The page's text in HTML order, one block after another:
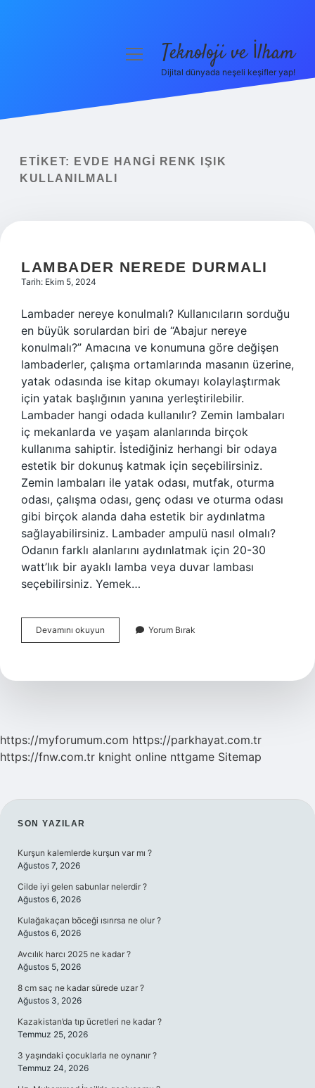
Yasal Uyarı
menüyüTeknoloji ve İlham
Dijital dünyada neşeli keşifler yap!
ETIKET:
EVDE HANGI RENK IŞIK
KULLANILMALI
LAMBADER NEREDE DURMALI
Tarih: Ekim 5, 2024
Lambader nereye konulmalı? Kullanıcıların sorduğu
en büyük sorulardan biri de “Abajur nereye
konulmalı?” Amacına ve konumuna göre değişen
lambaderler, çalışma ortamlarında masanın üzerine,
yatak odasında ise kitap okumayı kolaylaştırmak
için yatak başlığının yanına yerleştirilebilir.
Lambader hangi odada kullanılır? Zemin lambaları
iç mekanlarda ve yaşam alanlarında birçok
kullanıma sahiptir. İstediğiniz herhangi bir odaya
estetik bir dokunuş katmak için seçebilirsiniz.
Zemin lambaları ile yatak odası, mutfak, oturma
odası, çalışma odası, genç odası ve oturma odası
gibi birçok alanda daha estetik bir aydınlatma
sağlayabilirsiniz. Lambader ampulü nasıl olmalı?
Odanın farklı alanlarını aydınlatmak için 20-30
watt’lık bir ayaklı lamba veya duvar lambası
seçebilirsiniz. Yemek…
Devamını okuyun Lambader
Nerede
Yorum Bırak
https://myforumum.com https://parkhayat.com.tr
https://fnw.com.tr knight online nttgame Sitemap
SIDEBAR
SON YAZILAR
Kurşun kalemlerde kurşun var mı ?
Ağustos 7, 2026
Cilde iyi gelen sabunlar nelerdir ?
Ağustos 6, 2026
Kulağakaçan böceği ısırırsa ne olur ?
Ağustos 6, 2026
Avcılık harcı 2025 ne kadar ?
Ağustos 5, 2026
8 cm saç ne kadar sürede uzar ?
Ağustos 3, 2026
Kazakistan’da tıp ücretleri ne kadar ?
Temmuz 25, 2026
3 yaşındaki çocuklarla ne oynanır ?
Temmuz 24, 2026